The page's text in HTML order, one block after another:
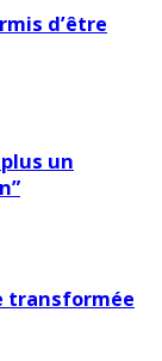
d’être
un
transformée